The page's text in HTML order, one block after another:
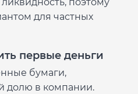
для частных
первые деньги
бумаги,
долю в компании.